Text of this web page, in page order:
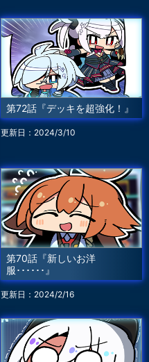
第72話『デッキを超強化！』
更新日：2024/3/10
第70話『新しいお洋
服･･････』
更新日：2024/2/16